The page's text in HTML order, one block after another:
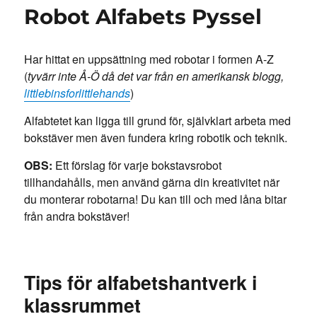
Robot Alfabets Pyssel
Har hittat en uppsättning med robotar i formen A-Z
(tyvärr inte Å-Ö då det var från en amerikansk blogg,
littlebinsforlittlehands)
Alfabtetet kan ligga till grund för, självklart arbeta med
bokstäver men även fundera kring robotik och teknik.
OBS: Ett förslag för varje bokstavsrobot
tillhandahålls, men använd gärna din kreativitet när
du monterar robotarna! Du kan till och med låna bitar
från andra bokstäver!
Tips för alfabetshantverk i
klassrummet